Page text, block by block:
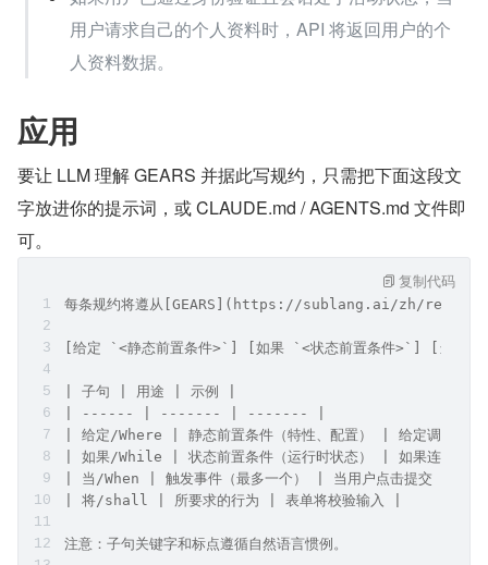
用户请求自己的个人资料时，API 将返回用户的个
人资料数据。
应用
要让 LLM 理解 GEARS 并据此写规约，只需把下面这段文
字放进你的提示词，或 CLAUDE.md / AGENTS.md 文件即
可。
每条规约将遵从[GEARS](https://sublang.ai/zh/ref/
[给定 `<静态前置条件>`] [如果 `<状态前置条件>`] [当
| 子句 | 用途 | 示例 |
| ------ | ------- | ------- |
| 给定/Where | 静态前置条件（特性、配置） | 给定调试模
| 如果/While | 状态前置条件（运行时状态） | 如果连接处
| 当/When | 触发事件（最多一个） | 当用户点击提交 |
| 将/shall | 所要求的行为 | 表单将校验输入 |
注意：子句关键字和标点遵循自然语言惯例。
复制代码